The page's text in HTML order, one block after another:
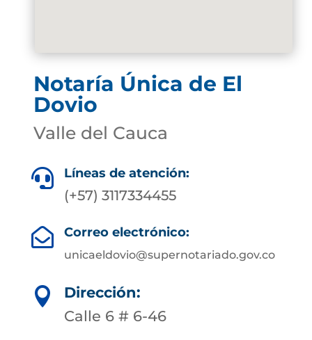
Notaría Única de El
Dovio
Valle del Cauca
 Líneas de atención:
(+57) 3117334455
 Correo electrónico:
unicaeldovio@supernotariado.gov.co

Dirección:
Calle 6 # 6-46